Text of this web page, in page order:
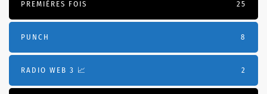
PREMIÈRES FOIS 25
PUNCH 8
RADIO WEB 3 📈 2